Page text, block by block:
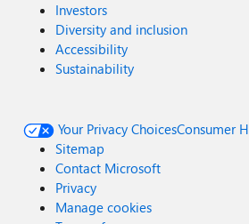
Investors
Diversity and inclusion
Accessibility
Sustainability
Your Privacy ChoicesConsumer
Sitemap
Contact Microsoft
Privacy
Manage cookies